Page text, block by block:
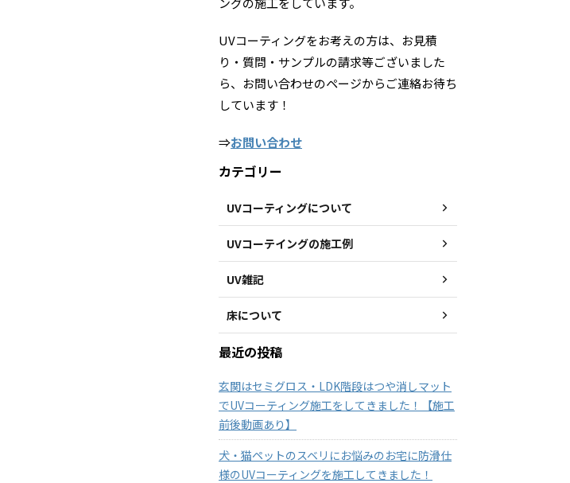
UVコーティングをお考えの方は、お見積
り・質問・サンプルの請求等ございました
ら、お問い合わせのページからご連絡お待ち
しています！
⇒お問い合わせ
カテゴリー
UVコーティングについて
UVコーテイングの施工例
UV雑記
床について
最近の投稿
玄関はセミグロス・LDK階段はつや消しマット
でUVコーティング施工をしてきました！【施工
前後動画あり】
犬・猫ペットのスベリにお悩みのお宅に防滑仕
様のUVコーティングを施工してきました！